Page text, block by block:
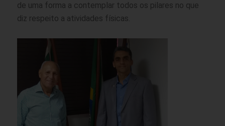
de uma forma a contemplar todos os pilares no que
diz respeito a atividades físicas.